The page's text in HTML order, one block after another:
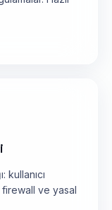
kullanıcı
firewall ve yasal